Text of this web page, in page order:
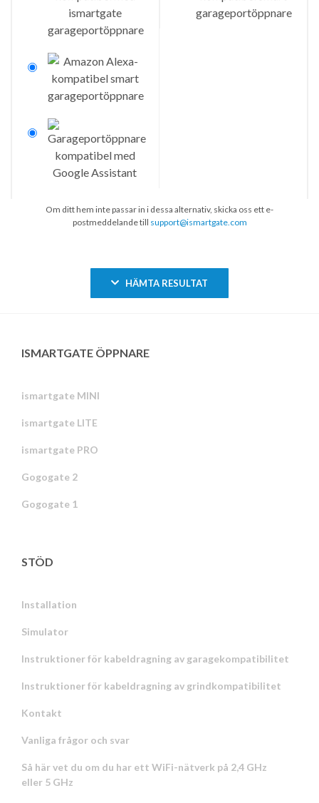
Om ditt hem inte passar in i dessa alternativ, skicka oss ett e-
postmeddelande till support@ismartgate.com
HÄMTA RESULTAT
ISMARTGATE ÖPPNARE
ismartgate MINI
ismartgate LITE
ismartgate PRO
Gogogate 2
Gogogate 1
STÖD
Installation
Simulator
Instruktioner för kabeldragning av garagekompatibilitet
Instruktioner för kabeldragning av grindkompatibilitet
Kontakt
Vanliga frågor och svar
Så här vet du om du har ett WiFi-nätverk på 2,4 GHz
eller 5 GHz